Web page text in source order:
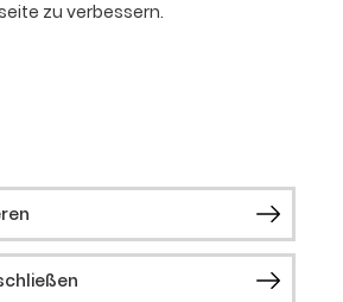
zu verbessern.
2023 BIS APRIL 2024